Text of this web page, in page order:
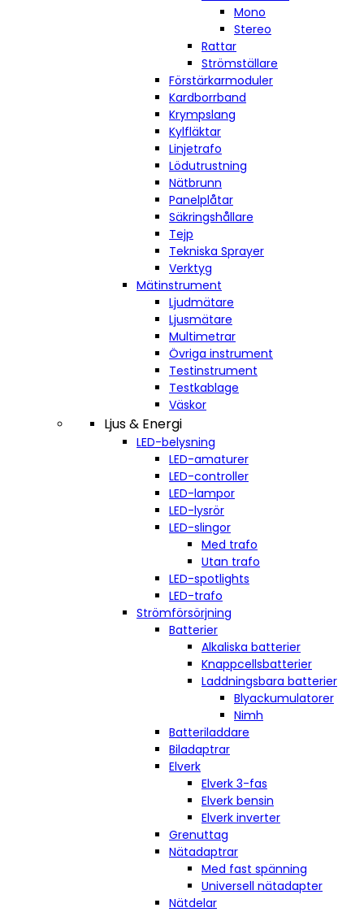
Mono
Stereo
Rattar
Strömställare
Förstärkarmoduler
Kardborrband
Krympslang
Kylfläktar
Linjetrafo
Lödutrustning
Nätbrunn
Panelplåtar
Säkringshållare
Tejp
Tekniska Sprayer
Verktyg
Mätinstrument
Ljudmätare
Ljusmätare
Multimetrar
Övriga instrument
Testinstrument
Testkablage
Väskor
Ljus & Energi
LED-belysning
LED-amaturer
LED-controller
LED-lampor
LED-lysrör
LED-slingor
Med trafo
Utan trafo
LED-spotlights
LED-trafo
Strömförsörjning
Batterier
Alkaliska batterier
Knappcellsbatterier
Laddningsbara batterier
Blyackumulatorer
Nimh
Batteriladdare
Biladaptrar
Elverk
Elverk 3-fas
Elverk bensin
Elverk inverter
Grenuttag
Nätadaptrar
Med fast spänning
Universell nätadapter
Nätdelar